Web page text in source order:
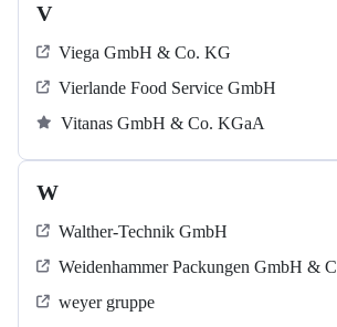
V
Viega GmbH & Co. KG
Vierlande Food Service GmbH
Vitanas GmbH & Co. KGaA
W
Walther-Technik GmbH
Weidenhammer Packungen GmbH &
weyer gruppe